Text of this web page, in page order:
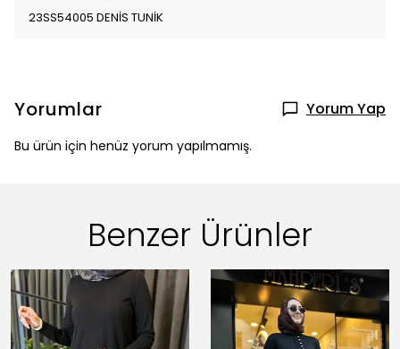
23SS54005 DENİS TUNİK
Yorumlar Yorum Yap
Bu ürün için henüz yorum yapılmamış.
Benzer Ürünler